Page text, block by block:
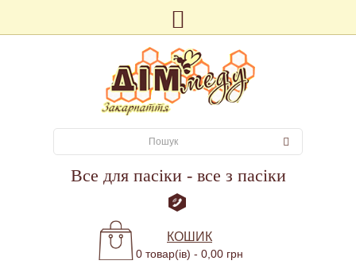
Все для пасіки - все з пасіки
КОШИК
0 товар(ів) - 0,00 грн